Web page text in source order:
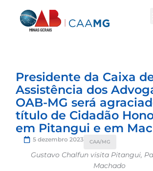
Presidente da Caixa
Assistência dos
OAB-MG será
título de Cidadão
em Pitangui e em
5 dezembro 2023 CAA/MG
Gustavo Chalfun visita Pitangui,
Machado